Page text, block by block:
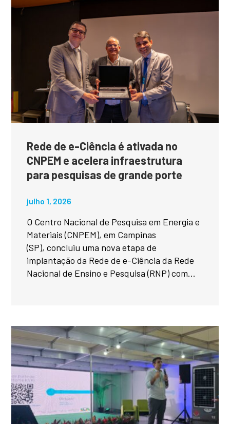
Rede de e-Ciência é ativada no
CNPEM e acelera infraestrutura
para pesquisas de grande porte
julho 1, 2026
O Centro Nacional de Pesquisa em Energia e
Materiais (CNPEM), em Campinas
(SP), concluiu uma nova etapa de
implantação da Rede de e-Ciência da Rede
Nacional de Ensino e Pesquisa (RNP) com...